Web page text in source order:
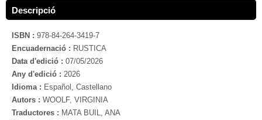
Descripció
ISBN : 978-84-264-3419-7
Encuadernació : RUSTICA
Data d'edició : 07/05/2026
Any d'edició : 2026
Idioma : Español, Castellano
Autors : WOOLF, VIRGINIA
Traductores : MATA BUIL, ANA